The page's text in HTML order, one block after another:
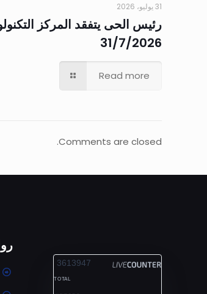
31 يوليو، 2026
رئيس الحى يتفقد المركز
31/7/2026
Read more
Comments are closed.
3613947
TOTAL